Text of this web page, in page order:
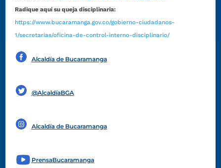
Radique aquí su queja disciplinaria:
https://www.bucaramanga.gov.co/gobierno-ciudadanos-
1/secretarias/oficina-de-control-interno-disciplinario/
Alcaldía de Bucaramanga
@AlcaldíaBGA
Alcaldía de Bucaramanga
PrensaBucaramanga